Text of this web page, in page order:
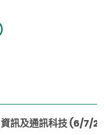
訊及通訊科技 (6/7/